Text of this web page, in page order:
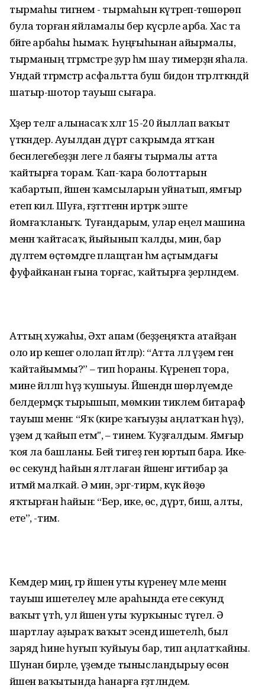
тырмаһы тигәнем - тырмаһын күтәреп-төшөрөп
була торған яйламалы бер күсәрле арба. Хас та
бәйге арбаһы һымаҡ. Һуңғыһынан айырмалы,
тырманың тәгәрмәстәре ҙур һәм шау тимерҙән яһала.
Ундай тәгәрмәстәр асфальтта буш бидон тәгәрләткәндәй
шатыр-шотор тауыш сығара.
Хәҙер телгә алынасаҡ хәлгә 15-20 йыллап ваҡыт
үткәндер. Ауылдан дүрт саҡрымда ятҡан
бесәнлегебеҙҙән әлеге лә баяғы тырмалы атта
ҡайтырға торам. Ҡап-ҡара болоттарын
ҡабартып, йәшен ҡамсыларын уйнатып, ямғыр
етеп килә. Шуға, ғәҙәттәгенән иртәрәк эште
йомғаҡланыҡ. Туғандарым, улар еңел машина
менән ҡайтасаҡ, йыйынып ҡалды, мин, бар
дәүләтем өҫтөмдәге плащтан һәм аҫтымдағы
фуфайканан ғына торғас, ҡайтырға әҙерләндем.
Аттың хужаһы, Әхәт апам (беҙҙеңяҡта атайҙан
оло ир кешегә ололап әйтәләр): “Атта әллә үҙем генә
ҡайтайыммы?” – тип һораны. Күренеп тора,
мине йәлләп һүҙ ҡушыуы. Йәшендән шөрләүемде
белдермәҫкә тырышып, мөмкин тиклем битараф
тауыш менән: “Яҡ (кире ҡағыуҙы аңлатҡан һүҙ),
үҙем дә ҡайып етәм", – тинем. Ҡуҙғалдым. Ямғыр
ҡоя ла башланы. Бейә тигеҙ генә юртып бара. Ике-
өс секунд һайын ялтлаған йәшенгә иғтибар ҙа
итмәй малҡай. Ә мин, эргә-тирәм, күк йөҙө
яҡтырған һайын: “Бер, ике, өс, дүрт, биш, алты,
ете”, -тим.
Кемдер миңә, әгәр йәшен уты күренеү мәле менән
тауыш ишетелеү мәле араһында ете секунд
ваҡыт үтһә, ул йәшен уты ҡурҡыныс түгел. Ә
шартлау аҙыраҡ ваҡыт эсендә ишетелһә, был
заряд һине һуғып ҡуйыуы бар, тип аңлатҡайны.
Шунан бирле, үҙемде тынысландырыу өсөн
йәшен ваҡытында һанарға ғәҙәтләндем.